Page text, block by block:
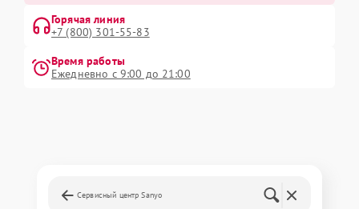
Горячая линия
+7 (800) 301-55-83
Время работы
Ежедневно с 9:00 до 21:00
Сервисный центр Sanyo